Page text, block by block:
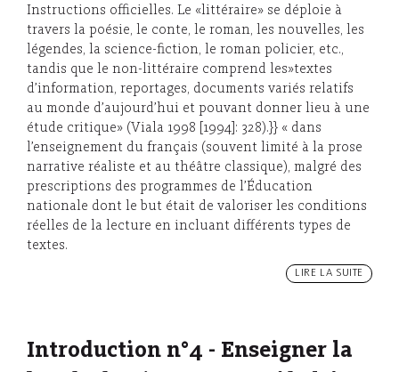
Instructions officielles. Le «littéraire» se déploie à
travers la poésie, le conte, le roman, les nouvelles, les
légendes, la science-fiction, le roman policier, etc.,
tandis que le non-littéraire comprend les»textes
d’information, reportages, documents variés relatifs
au monde d’aujourd’hui et pouvant donner lieu à une
étude critique» (Viala 1998 [1994]: 328).}} « dans
l’enseignement du français (souvent limité à la prose
narrative réaliste et au théâtre classique), malgré des
prescriptions des programmes de l’Éducation
nationale dont le but était de valoriser les conditions
réelles de la lecture en incluant différents types de
textes.
LIRE LA SUITE
Introduction n°4 - Enseigner la